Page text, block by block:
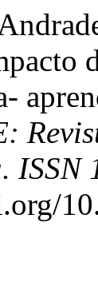
ISSN